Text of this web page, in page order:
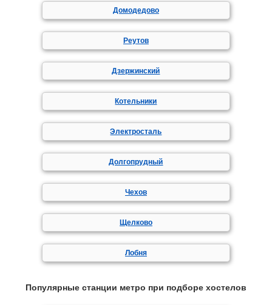
Домодедово
Реутов
Дзержинский
Котельники
Электросталь
Долгопрудный
Чехов
Щелково
Лобня
Популярные станции метро при подборе хостелов